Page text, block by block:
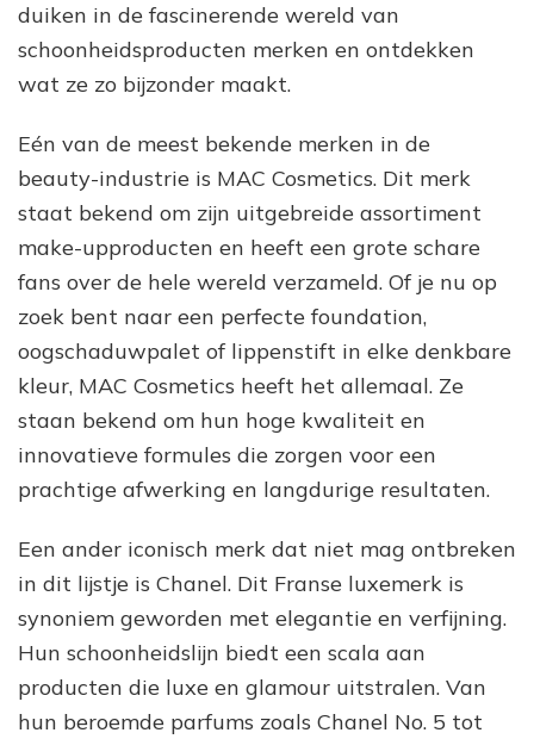
duiken in de fascinerende wereld van
schoonheidsproducten merken en ontdekken
wat ze zo bijzonder maakt.
Eén van de meest bekende merken in de
beauty-industrie is MAC Cosmetics. Dit merk
staat bekend om zijn uitgebreide assortiment
make-upproducten en heeft een grote schare
fans over de hele wereld verzameld. Of je nu op
zoek bent naar een perfecte foundation,
oogschaduwpalet of lippenstift in elke denkbare
kleur, MAC Cosmetics heeft het allemaal. Ze
staan bekend om hun hoge kwaliteit en
innovatieve formules die zorgen voor een
prachtige afwerking en langdurige resultaten.
Een ander iconisch merk dat niet mag ontbreken
in dit lijstje is Chanel. Dit Franse luxemerk is
synoniem geworden met elegantie en verfijning.
Hun schoonheidslijn biedt een scala aan
producten die luxe en glamour uitstralen. Van
hun beroemde parfums zoals Chanel No. 5 tot